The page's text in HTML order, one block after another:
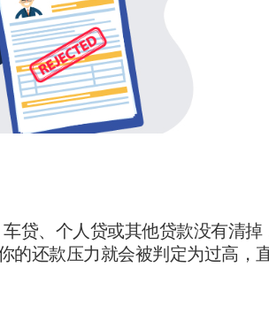
贷、个人贷或其他贷款没有清
的还款压力就会被判定为过高，